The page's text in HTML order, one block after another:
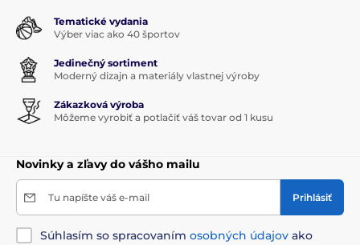
Tematické vydania
Výber viac ako 40 športov
Jedinečný sortiment
Moderný dizajn a materiály vlastnej výroby
Zákazková výroba
Môžeme vyrobiť a potlačiť váš tovar od 1 kusu
Novinky a zľavy do vášho mailu
Tu napíšte váš e-mail Prihlásiť
Súhlasím so spracovaním osobných údajov ako